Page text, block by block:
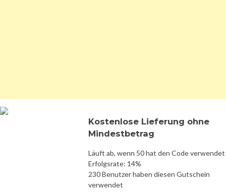
Kostenlose Lieferung ohne
Mindestbetrag
Läuft ab, wenn 50 hat den Code verwendet
Erfolgsrate: 14%
230 Benutzer haben diesen Gutschein
verwendet